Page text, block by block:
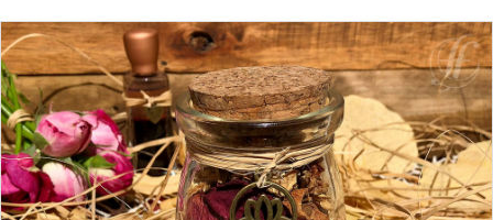
Minha Conta
AGENDAMENTO